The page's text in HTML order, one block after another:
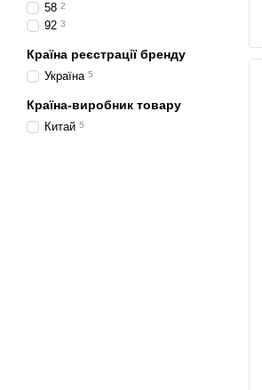
58 2
92 3
Країна реєстрації бренду
Україна 5
Країна-виробник товару
Китай 5